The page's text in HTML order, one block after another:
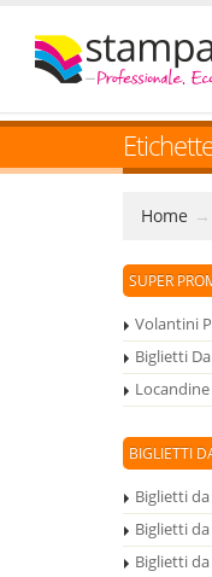
Home
SUPER
Volantini
Biglietti
Locandine
BIGLIETTI
Biglietti
Biglietti
Biglietti